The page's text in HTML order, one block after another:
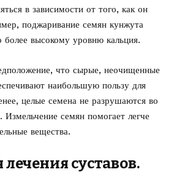
в зависимости от того, как он
поджаривание семян кунжута
более высокому уровню кальция.
что сырые, неочищенные
наибольшую пользу для
целые семена не разрушаются во
семян помогает легче
вещества.
суставов.